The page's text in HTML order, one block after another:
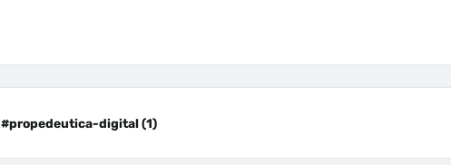
#propedeutica-digital (1)